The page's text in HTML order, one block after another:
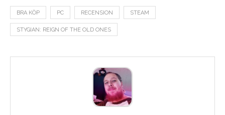
BRA KÖP PC RECENSION STEAM
STYGIAN: REIGN OF THE OLD ONES